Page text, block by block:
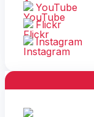
YouTube
Flickr
Instagram